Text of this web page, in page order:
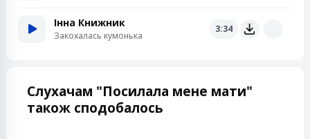
Інна Книжник
Закохалась кумонька
3:34
Слухачам "Посилала мене мати"
також сподобалось